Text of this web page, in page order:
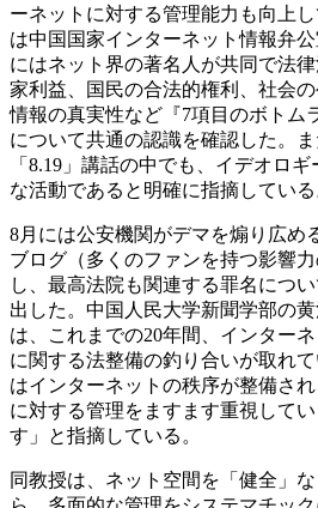
ーネットに対する管理能力も向上
は中国国家インターネット情報弁
にはネット界の著名人が共同で法
家利益、国民の合法的権利、社会の
情報の真実性など『7項目のボトム
について共通の認識を確認した。
「8.19」講話の中でも、イデオロ
な活動であると明確に指摘している
8月には公安機関がデマを煽り広め
ブログ（多くのファンを持つ影響
し、最高法院も関連する罪名につ
出した。中国人民大学新聞学部の
は、これまでの20年間、インター
に関する法整備の釣り合いが取れ
はインターネットの秩序が整備さ
に対する管理をますます重視して
す」と指摘している。
同教授は、ネット空間を「健全」